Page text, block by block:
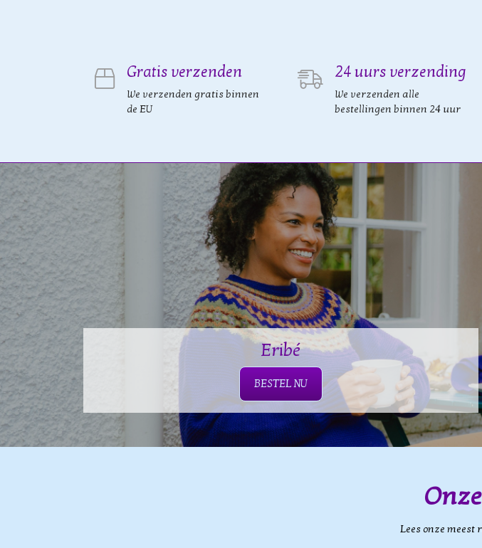
Gratis verzenden
We verzenden gratis binnen
de EU
24 uurs verzending
We verzenden alle
bestellingen binnen 24 uur
Eribé
BESTEL NU
Lees onze meest